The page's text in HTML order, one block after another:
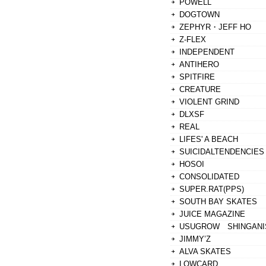
POWELL
DOGTOWN
ZEPHYR・JEFF HO
Z-FLEX
INDEPENDENT
ANTIHERO
SPITFIRE
CREATURE
VIOLENT GRIND
DLXSF
REAL
LIFES' A BEACH
SUICIDALTENDENCIES
HOSOI
CONSOLIDATED
SUPER.RAT(PPS)
SOUTH BAY SKATES
JUICE MAGAZINE
USUGROW
JIMMY’Z
ALVA SKATES
LOWCARD